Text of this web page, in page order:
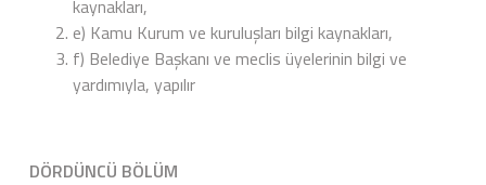
kaynakları,
e) Kamu Kurum ve kuruluşları bilgi kaynakları,
f) Belediye Başkanı ve meclis üyelerinin bilgi ve
yardımıyla, yapılır
DÖRDÜNCÜ BÖLÜM